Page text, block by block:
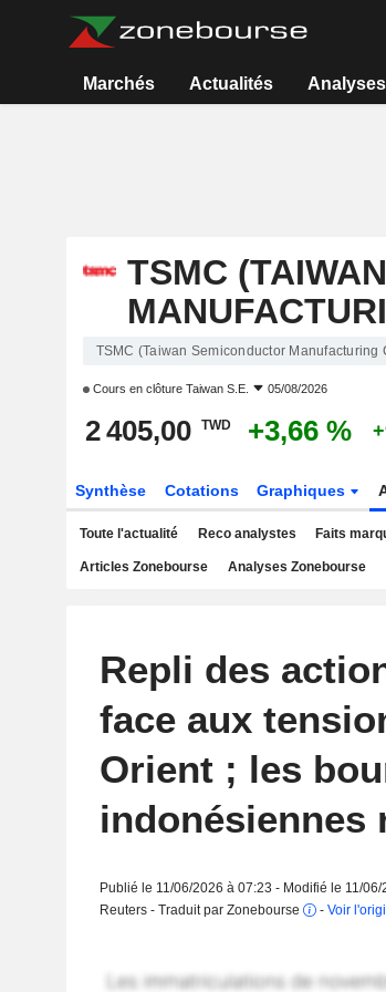
Marchés Actualités Analyses
TSMC
TSMC (Taiwan Semiconductor Manufacturing
Cours en clôture Taiwan S.E. 05/08/2026
2 405,00 TWD +3,66 %
Synthèse Cotations Graphiques
Toute l'actualité Reco analystes Faits
Articles Zonebourse Analyses Zonebourse
Repli des
face aux
Orient ; les
indonésiennes
Publié le 11/06/2026 à 07:23 - Modifié le 11/
Reuters - Traduit par Zonebourse
- Voir